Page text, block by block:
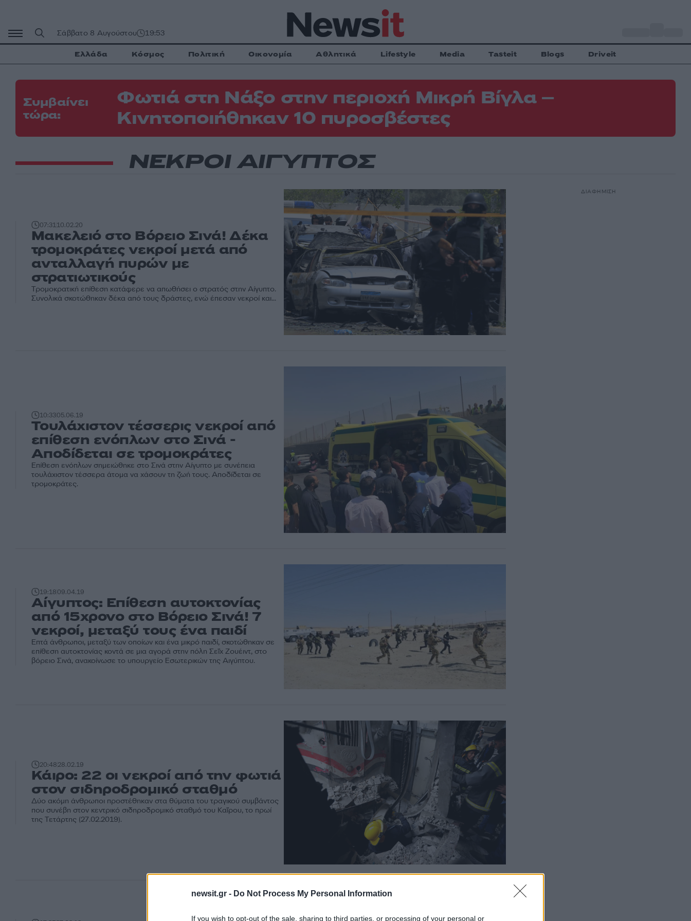
newsit.gr - Do Not Process My Personal Information
If you wish to opt-out of the sale, sharing to third parties, or processing of your personal or
περιεχόμενο
Σάββατο 8 Αυγούστου 19:53
Ελλάδα Κόσμος Πολιτική Οικονομία Αθλητικά Lifestyle Media Tasteit Blogs Driveit
Συμβαίνει
τώρα:
Φωτιά στη Νάξο στην περιοχή Μικρή Βίγλα –
Κινητοποιήθηκαν 10 πυροσβέστες
ΝΕΚΡΟΙ ΑΙΓΥΠΤΟΣ
07:3110.02.20
Μακελειό στο Βόρειο Σινά! Δέκα
τρομοκράτες νεκροί μετά από
ανταλλαγή πυρών με
στρατιωτικούς
Τρομοκρατική επίθεση κατάφερε να απωθήσει ο στρατός στην Αίγυπτο.
Συνολικά σκοτώθηκαν δέκα από τους δράστες, ενώ έπεσαν νεκροί και...
10:3305.06.19
Τουλάχιστον τέσσερις νεκροί από
επίθεση ενόπλων στο Σινά -
Αποδίδεται σε τρομοκράτες
Επίθεση ενόπλων σημειώθηκε στο Σινά στην Αίγυπτο με συνέπεια
τουλάχιστον τέσσερα άτομα να χάσουν τη ζωή τους. Αποδίδεται σε
τρομοκράτες.
19:1809.04.19
Αίγυπτος: Επίθεση αυτοκτονίας
από 15χρονο στο Βόρειο Σινά! 7
νεκροί, μεταξύ τους ένα παιδί
Επτά άνθρωποι, μεταξύ των οποίων και ένα μικρό παιδί, σκοτώθηκαν σε
επίθεση αυτοκτονίας κοντά σε μια αγορά στην πόλη Σεΐχ Ζουέιντ, στο
βόρειο Σινά, ανακοίνωσε το υπουργείο Εσωτερικών της Αιγύπτου.
20:4828.02.19
Κάιρο: 22 οι νεκροί από την φωτιά
στον σιδηροδρομικό σταθμό
Δύο ακόμη άνθρωποι προστέθηκαν στα θύματα του τραγικού συμβάντος
που συνέβη στον κεντρικό σιδηροδρομικό σταθμό του Καΐρου, το πρωί
της Τετάρτης (27.02.2019).
ΔΙΑΦΗΜΙΣΗ